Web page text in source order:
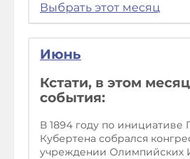
Выбрать этот месяц
Июнь
Кстати, в этом
события:
В 1894 году по инициативе
Кубертена собрался
учреждении Олимпийских